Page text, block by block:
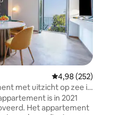
uit 5, 175 recensies
Gemiddelde
4,98 (252)
met uitzicht op zee in
is in 2021
Het appartement